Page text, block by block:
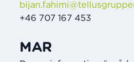
+46 707 167 453
MAR